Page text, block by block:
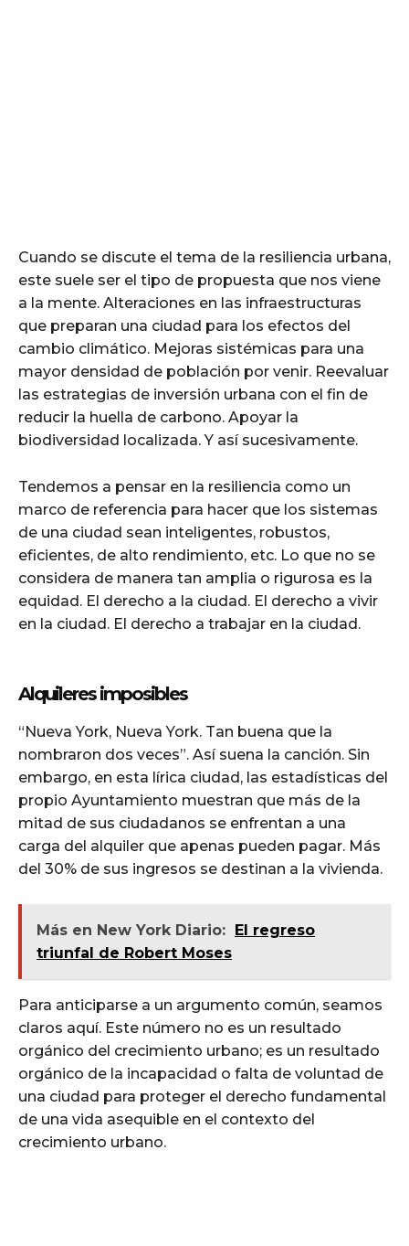
Cuando se discute el tema de la resiliencia urbana,
este suele ser el tipo de propuesta que nos viene
a la mente. Alteraciones en las infraestructuras
que preparan una ciudad para los efectos del
cambio climático. Mejoras sistémicas para una
mayor densidad de población por venir. Reevaluar
las estrategias de inversión urbana con el fin de
reducir la huella de carbono. Apoyar la
biodiversidad localizada. Y así sucesivamente.
Tendemos a pensar en la resiliencia como un
marco de referencia para hacer que los sistemas
de una ciudad sean inteligentes, robustos,
eficientes, de alto rendimiento, etc. Lo que no se
considera de manera tan amplia o rigurosa es la
equidad. El derecho a la ciudad. El derecho a vivir
en la ciudad. El derecho a trabajar en la ciudad.
Alquileres imposibles
“Nueva York, Nueva York. Tan buena que la
nombraron dos veces”. Así suena la canción. Sin
embargo, en esta lírica ciudad, las estadísticas del
propio Ayuntamiento muestran que más de la
mitad de sus ciudadanos se enfrentan a una
carga del alquiler que apenas pueden pagar. Más
del 30% de sus ingresos se destinan a la vivienda.
Más en New York Diario:
El regreso
triunfal de Robert Moses
Para anticiparse a un argumento común, seamos
claros aquí. Este número no es un resultado
orgánico del crecimiento urbano; es un resultado
orgánico de la incapacidad o falta de voluntad de
una ciudad para proteger el derecho fundamental
de una vida asequible en el contexto del
crecimiento urbano.